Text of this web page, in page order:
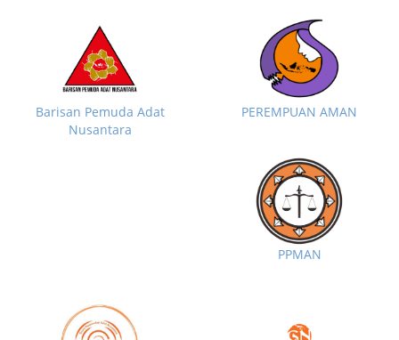
Barisan Pemuda Adat
Nusantara
PEREMPUAN AMAN
PPMAN